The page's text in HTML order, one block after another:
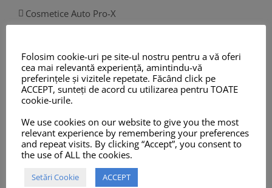
Cosmetice Auto Pro-X
Lichid Spălare Parbriz
Antigel Auto
Prosoape din Microfibre, Chamois și Role Hârtie
Sisteme Dozare și Spumare
Folosim cookie-uri pe site-ul nostru pentru a vă oferi
cea mai relevantă experiență, amintindu-vă
preferințele și vizitele repetate. Făcând click pe
ACCEPT, sunteți de acord cu utilizarea pentru TOATE
cookie-urile.
We use cookies on our website to give you the most
relevant experience by remembering your preferences
and repeat visits. By clicking “Accept”, you consent to
the use of ALL the cookies.
Setări Cookie ACCEPT